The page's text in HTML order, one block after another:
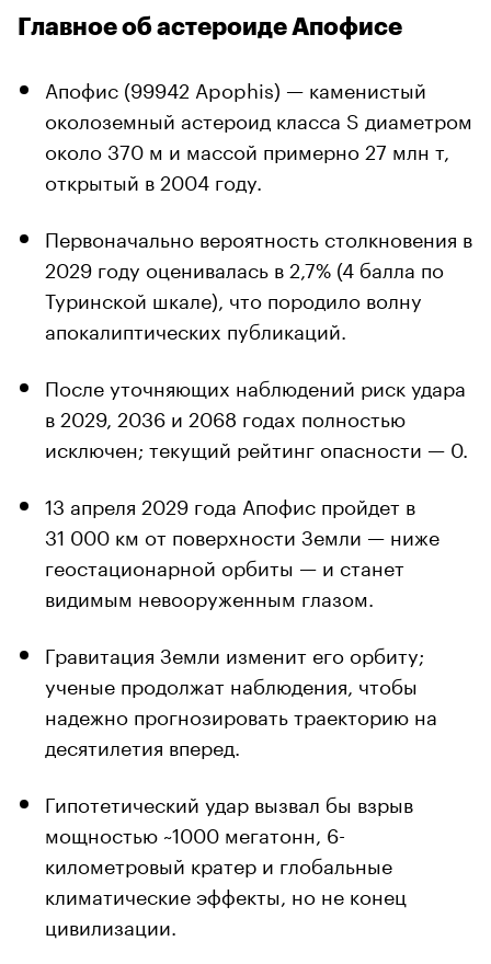
Главное об астероиде Апофисе
Апофис (99942 Apophis) — каменистый
околоземный астероид класса S диаметром
около 370 м и массой примерно 27 млн т,
открытый в 2004 году.
Первоначально вероятность столкновения в
2029 году оценивалась в 2,7% (4 балла по
Туринской шкале), что породило волну
апокалиптических публикаций.
После уточняющих наблюдений риск удара
в 2029, 2036 и 2068 годах полностью
исключен; текущий рейтинг опасности — 0.
13 апреля 2029 года Апофис пройдет в
31 000 км от поверхности Земли — ниже
геостационарной орбиты — и станет
видимым невооруженным глазом.
Гравитация Земли изменит его орбиту;
ученые продолжат наблюдения, чтобы
надежно прогнозировать траекторию на
десятилетия вперед.
Гипотетический удар вызвал бы взрыв
мощностью ~1000 мегатонн, 6-
километровый кратер и глобальные
климатические эффекты, но не конец
цивилизации.